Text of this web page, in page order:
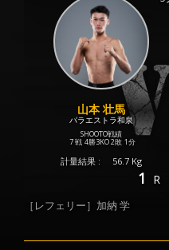
山本 壮馬
パラエストラ和泉
SHOOTO戦績
7 戦 4勝3KO 2敗 1分
計量結果 : 56.7 Kg
1 R
［レフェリー］加納 学